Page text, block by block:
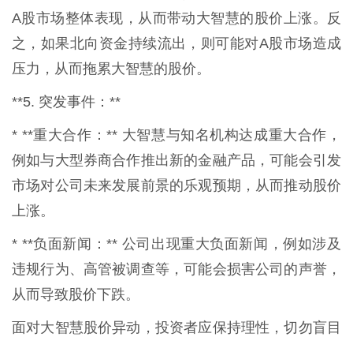
A股市场整体表现，从而带动大智慧的股价上涨。反
之，如果北向资金持续流出，则可能对A股市场造成
压力，从而拖累大智慧的股价。
**5. 突发事件：**
* **重大合作：** 大智慧与知名机构达成重大合作，
例如与大型券商合作推出新的金融产品，可能会引发
市场对公司未来发展前景的乐观预期，从而推动股价
上涨。
* **负面新闻：** 公司出现重大负面新闻，例如涉及
违规行为、高管被调查等，可能会损害公司的声誉，
从而导致股价下跌。
面对大智慧股价异动，投资者应保持理性，切勿盲目